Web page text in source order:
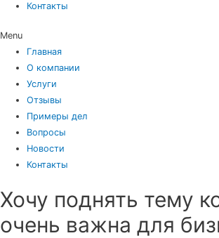
Контакты
Menu
Главная
О компании
Услуги
Отзывы
Примеры дел
Вопросы
Новости
Контакты
Хочу поднять тему
очень важна для